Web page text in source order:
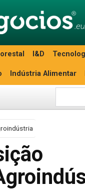
I&D
Indústria Alimentar